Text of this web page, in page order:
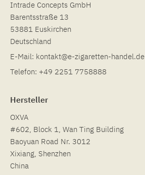
Intrade Concepts GmbH
Barentsstraße 13
53881 Euskirchen
Deutschland
E-Mail: kontakt@e-zigaretten-handel.de
Telefon: +49 2251 7758888
Hersteller
OXVA
#602, Block 1, Wan Ting Building
Baoyuan Road Nr. 3012
Xixiang, Shenzhen
China